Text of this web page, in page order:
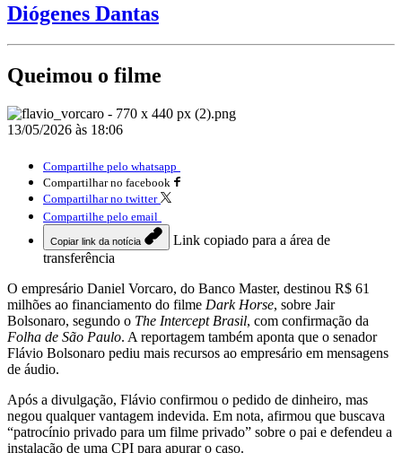
Diógenes Dantas
Queimou o filme
13/05/2026 às 18:06
Compartilhe pelo whatsapp
Compartilhar no facebook
Compartilhar no twitter
Compartilhe pelo email
Copiar link da notícia
Link copiado para a área de
transferência
O empresário Daniel Vorcaro, do Banco Master, destinou R$ 61
milhões ao financiamento do filme Dark Horse, sobre Jair
Bolsonaro, segundo o The Intercept Brasil, com confirmação da
Folha de São Paulo. A reportagem também aponta que o senador
Flávio Bolsonaro pediu mais recursos ao empresário em mensagens
de áudio.
Após a divulgação, Flávio confirmou o pedido de dinheiro, mas
negou qualquer vantagem indevida. Em nota, afirmou que buscava
“patrocínio privado para um filme privado” sobre o pai e defendeu a
instalação de uma CPI para apurar o caso.